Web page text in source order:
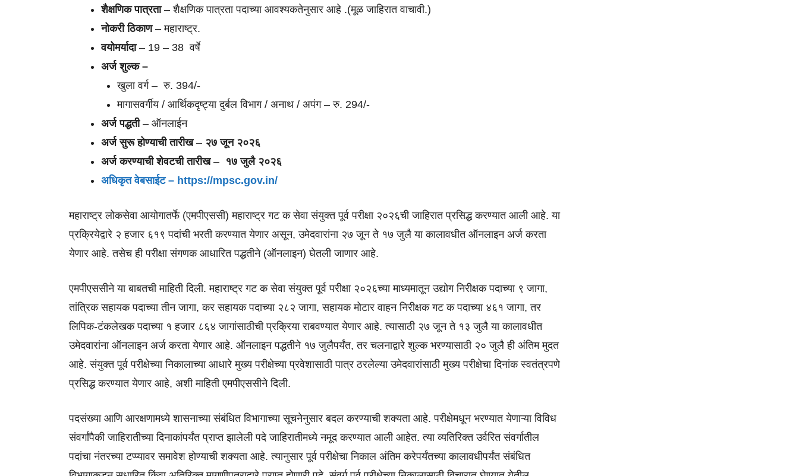
शैक्षणिक पात्रता– शैक्षणिक पात्रता पदाच्या आवश्यकतेनुसार आहे .(मूळ जाहिरात वाचावी.)
नोकरी ठिकाण– महाराष्ट्र.
वयोमर्यादा– 19 – 38 वर्षे
अर्ज शुल्क –
खुला वर्ग – रु. 394/-
मागासवर्गीय / आर्थिकदृष्ट्या दुर्बल विभाग / अनाथ / अपंग – रु. 294/-
अर्ज पद्धती – ऑनलाईन
अर्ज सुरू होण्याची तारीख– २७ जून २०२६
अर्ज करण्याची शेवटची तारीख– १७ जुलै २०२६
अधिकृत वेबसाईट – https://mpsc.gov.in/
महाराष्ट्र लोकसेवा आयोगातर्फे (एमपीएससी) महाराष्ट्र गट क सेवा संयुक्त पूर्व परीक्षा २०२६ची जाहिरात प्रसिद्ध करण्यात आली आहे. या
प्रक्रियेद्वारे २ हजार ६१९ पदांची भरती करण्यात येणार असून, उमेदवारांना २७ जून ते १७ जुलै या कालावधीत ऑनलाइन अर्ज करता
येणार आहे. तसेच ही परीक्षा संगणक आधारित पद्धतीने (ऑनलाइन) घेतली जाणार आहे.
एमपीएससीने या बाबतची माहिती दिली. महाराष्ट्र गट क सेवा संयुक्त पूर्व परीक्षा २०२६च्या माध्यमातून उद्योग निरीक्षक पदाच्या ९ जागा,
तांत्रिक सहायक पदाच्या तीन जागा, कर सहायक पदाच्या २८२ जागा, सहायक मोटार वाहन निरीक्षक गट क पदाच्या ४६१ जागा, तर
लिपिक-टंकलेखक पदाच्या १ हजार ८६४ जागांसाठीची प्रक्रिया राबवण्यात येणार आहे. त्यासाठी २७ जून ते १३ जुलै या कालावधीत
उमेदवारांना ऑनलाइन अर्ज करता येणार आहे. ऑनलाइन पद्धतीने १७ जुलैपर्यंत, तर चलनाद्वारे शुल्क भरण्यासाठी २० जुलै ही अंतिम मुदत
आहे. संयुक्त पूर्व परीक्षेच्या निकालाच्या आधारे मुख्य परीक्षेच्या प्रवेशासाठी पात्र ठरलेल्या उमेदवारांसाठी मुख्य परीक्षेचा दिनांक स्वतंत्रपणे
प्रसिद्ध करण्यात येणार आहे, अशी माहिती एमपीएससीने दिली.
पदसंख्या आणि आरक्षणामध्ये शासनाच्या संबंधित विभागाच्या सूचनेनुसार बदल करण्याची शक्यता आहे. परीक्षेमधून भरण्यात येणाऱ्या विविध
संवर्गांपैकी जाहिरातीच्या दिनाकांपर्यंत प्राप्त झालेली पदे जाहिरातीमध्ये नमूद करण्यात आली आहेत. त्या व्यतिरिक्त उर्वरित संवर्गातील
पदांचा नंतरच्या टप्प्यावर समावेश होण्याची शक्यता आहे. त्यानुसार पूर्व परीक्षेचा निकाल अंतिम करेपर्यंतच्या कालावधीपर्यंत संबंधित